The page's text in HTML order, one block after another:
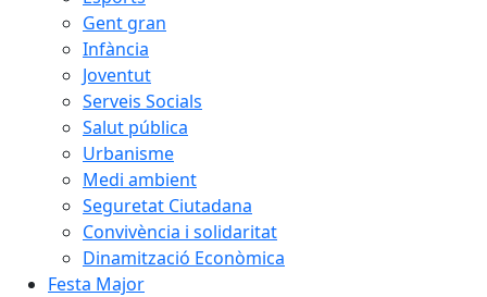
Gent gran
Infància
Joventut
Serveis Socials
Salut pública
Urbanisme
Medi ambient
Seguretat Ciutadana
Convivència i solidaritat
Dinamització Econòmica
Festa Major